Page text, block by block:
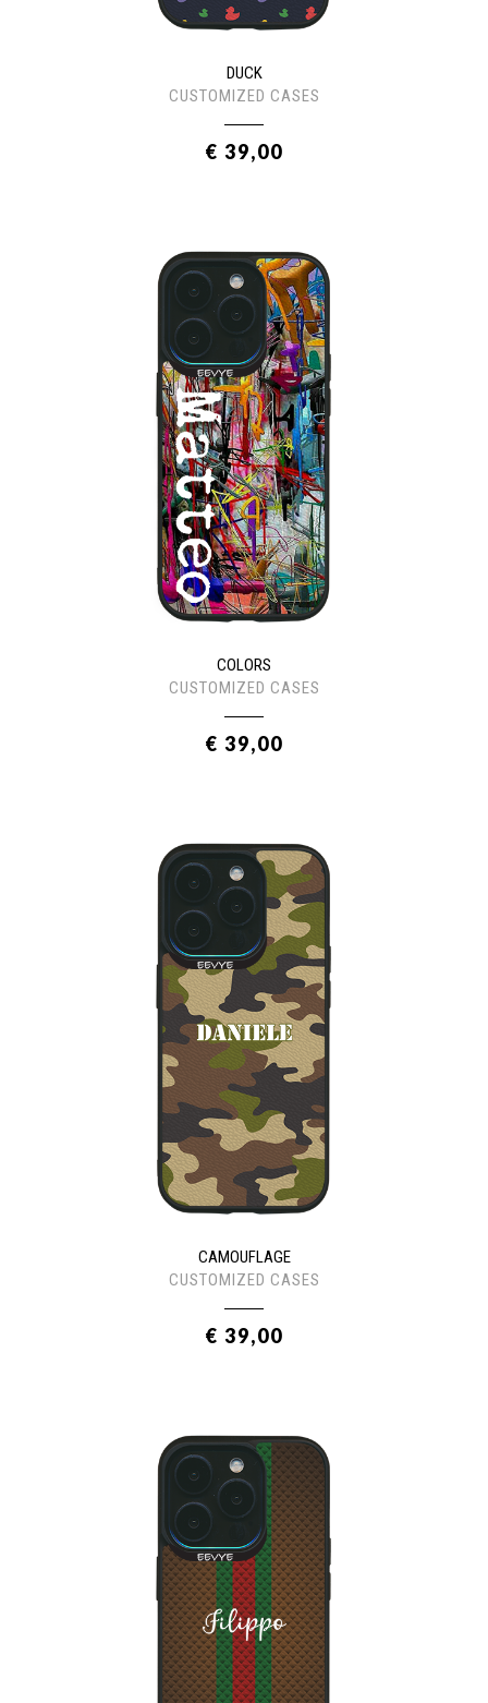
DUCK
CUSTOMIZED CASES
€ 39,00
COLORS
CUSTOMIZED CASES
€ 39,00
CAMOUFLAGE
CUSTOMIZED CASES
€ 39,00